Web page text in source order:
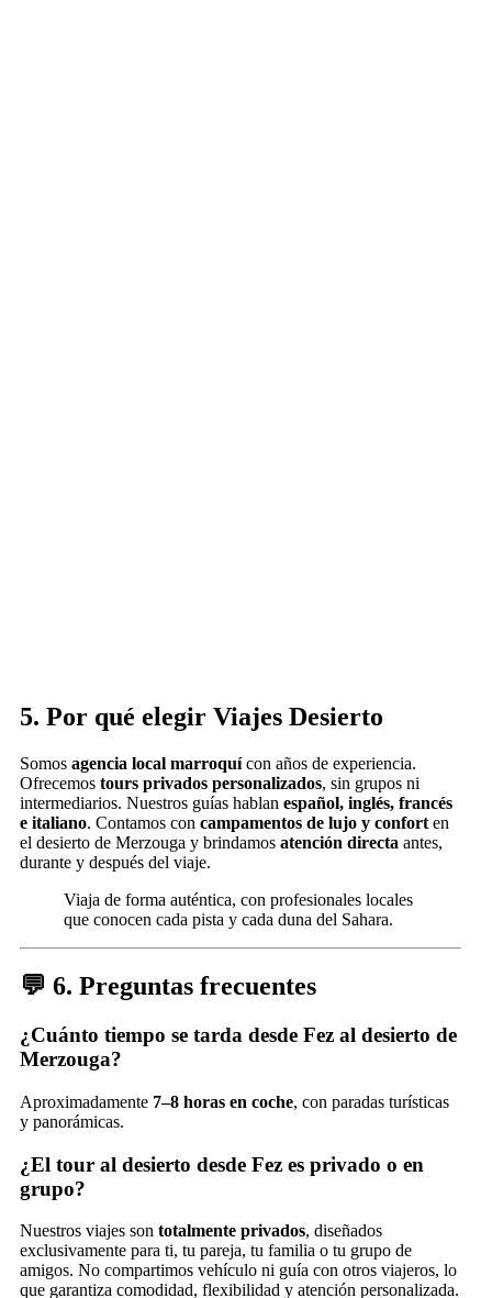
5. Por qué elegir Viajes Desierto
Somos agencia local marroquícon años de experiencia.
Ofrecemos tours privados personalizados, sin grupos ni
intermediarios. Nuestros guías hablan español, inglés, francés
e italiano. Contamos con campamentos de lujo y confort en
el desierto de Merzouga y brindamos atención directa antes,
durante y después del viaje.
Viaja de forma auténtica, con profesionales locales
que conocen cada pista y cada duna del Sahara.
💬 6. Preguntas frecuentes
¿Cuánto tiempo se tarda desde Fez al desierto de
Merzouga?
Aproximadamente 7–8 horas en coche, con paradas turísticas
y panorámicas.
¿El tour al desierto desde Fez es privado o en
grupo?
Nuestros viajes son totalmente privados, diseñados
exclusivamente para ti, tu pareja, tu familia o tu grupo de
amigos. No compartimos vehículo ni guía con otros viajeros, lo
que garantiza comodidad, flexibilidad y atención personalizada.